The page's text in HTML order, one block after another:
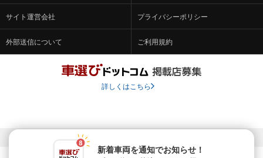
新着車両を通知でお知らせ！
サイト運営会社 プライバシーポリシー
外部送信について ご利用規約
詳しくはこちら
© Fabrica Communications Co., LTD.